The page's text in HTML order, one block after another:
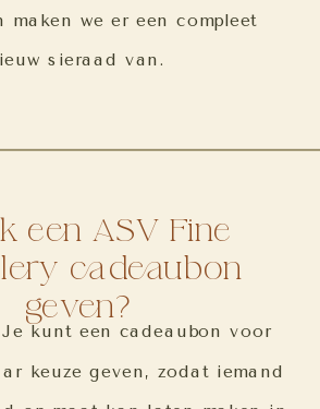
maken we er een compleet
sieraad van.
kunt een cadeaubon voor
keuze geven, zodat iemand
een ASV Fine
cadeaubon
geven?